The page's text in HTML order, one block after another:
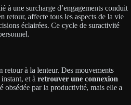
à une surcharge d’engagements conduit
retour, affecte tous les aspects de la vie
éclairées. Ce cycle de suractivité
retour à la lenteur. Des mouvements
et à retrouver une connexion
obsédée par la productivité, mais elle a